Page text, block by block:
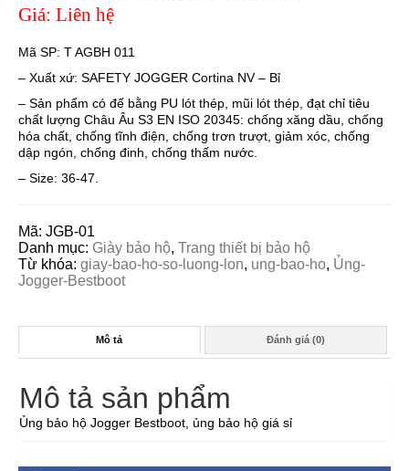
Giá: Liên hệ
Mã SP: T AGBH 011
– Xuất xứ: SAFETY JOGGER Cortina NV – Bỉ
– Sản phẩm có đế bằng PU lót thép, mũi lót thép, đạt chỉ tiêu
chất lượng Châu Âu S3 EN ISO 20345: chống xăng dầu, chống
hóa chất, chống tĩnh điện, chống trơn trượt, giảm xóc, chống
dập ngón, chống đinh, chống thấm nước.
– Size: 36-47.
Mã: JGB-01
Danh mục: Giày bảo hộ, Trang thiết bị bảo hộ
Từ khóa: giay-bao-ho-so-luong-lon, ung-bao-ho, Ủng-
Jogger-Bestboot
Mô tả Đánh giá (0)
Mô tả sản phẩm
Ủng bảo hộ Jogger Bestboot, ủng bảo hộ giá sỉ